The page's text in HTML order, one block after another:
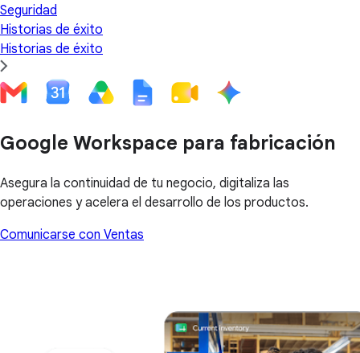
Seguridad
Historias de éxito
Historias de éxito
Google Workspace para fabricación
Asegura la continuidad de tu negocio, digitaliza las
operaciones y acelera el desarrollo de los productos.
Comunicarse con Ventas